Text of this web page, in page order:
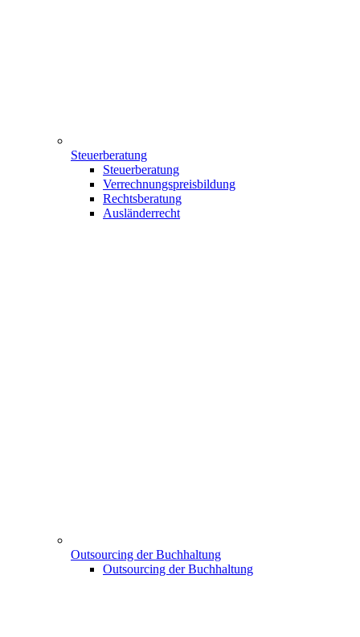
Steuerberatung
Steuerberatung
Verrechnungspreisbildung
Rechtsberatung
Ausländerrecht
Outsourcing der Buchhaltung
Outsourcing der Buchhaltung